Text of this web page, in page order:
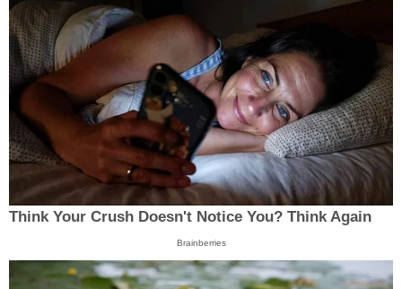
Think Your Crush Doesn't Notice You? Think Again
Brainberries